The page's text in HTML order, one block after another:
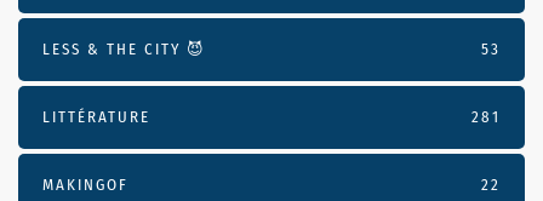
LESS & THE CITY 😈 53
LITTÉRATURE 281
MAKINGOF 22